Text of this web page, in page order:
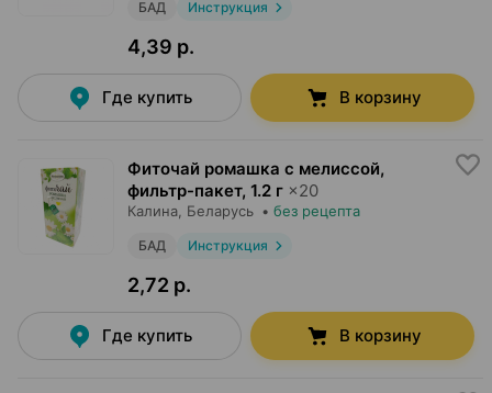
БАД Инструкция
4,39 р.
Где купить В корзину
Фиточай ромашка с мелиссой,
фильтр-пакет, 1.2 г ×20
Калина , Беларусь • без рецепта
БАД Инструкция
2,72 р.
Где купить В корзину